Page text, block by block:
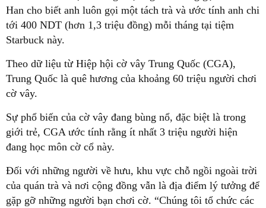
Han cho biết anh luôn gọi một tách trà và ước tính anh chi
tới 400 NDT (hơn 1,3 triệu đồng) mỗi tháng tại tiệm
Starbuck này.
Theo dữ liệu từ Hiệp hội cờ vây Trung Quốc (CGA),
Trung Quốc là quê hương của khoảng 60 triệu người chơi
cờ vây.
Sự phổ biến của cờ vây đang bùng nổ, đặc biệt là trong
giới trẻ, CGA ước tính rằng ít nhất 3 triệu người hiện
đang học môn cờ cổ này.
Đối với những người về hưu, khu vực chỗ ngồi ngoài trời
của quán trà và nơi cộng đồng vẫn là địa điểm lý tưởng để
gặp gỡ những người bạn chơi cờ. “Chúng tôi tổ chức các